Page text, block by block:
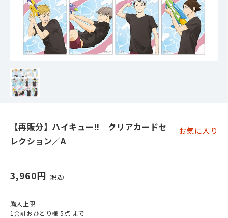
【再販分】ハイキュー!! クリアカードセ
レクション／A
お気に入り
3,960円
購入上限
1会計おひとり様 5点 まで